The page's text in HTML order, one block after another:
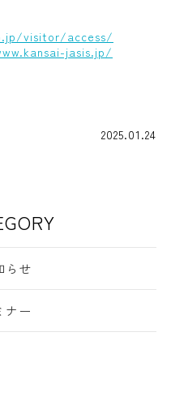
visitor/access/
jasis.jp/
2025.01.24
らせ
ナー